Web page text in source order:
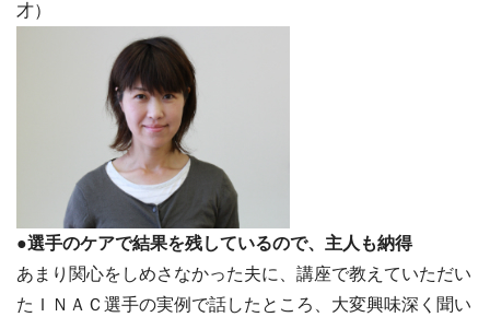
才）
●選手のケアで結果を残しているので、主人も納得
あまり関心をしめさなかった夫に、講座で教えていただい
たＩＮＡＣ選手の実例で話したところ、大変興味深く聞い